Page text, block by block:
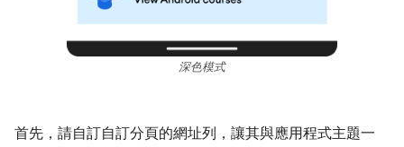
深色模式
首先，請自訂自訂分頁的網址列，讓其與應用程式主題一